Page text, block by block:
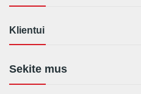
Klientui
Sekite mus